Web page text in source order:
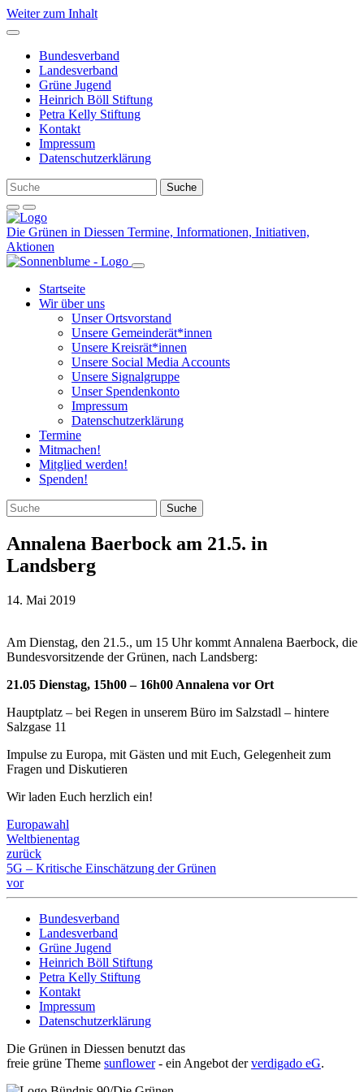
Weiter zum Inhalt
Bundesverband
Landesverband
Grüne Jugend
Heinrich Böll Stiftung
Petra Kelly Stiftung
Kontakt
Impressum
Datenschutzerklärung
Die Grünen in Diessen Termine, Informationen, Initiativen,
Aktionen
Startseite
Wir über uns
Unser Ortsvorstand
Unsere Gemeinderät*innen
Unsere Kreisrät*innen
Unsere Social Media Accounts
Unsere Signalgruppe
Unser Spendenkonto
Impressum
Datenschutzerklärung
Termine
Mitmachen!
Mitglied werden!
Spenden!
Annalena Baerbock am 21.5. in
Landsberg
14. Mai 2019
Am Dienstag, den 21.5., um 15 Uhr kommt Annalena Baerbock, die
Bundesvorsitzende der Grünen, nach Landsberg:
21.05 Dienstag, 15h00 – 16h00 Annalena vor Ort
Hauptplatz – bei Regen in unserem Büro im Salzstadl – hintere
Salzgase 11
Impulse zu Europa, mit Gästen und mit Euch, Gelegenheit zum
Fragen und Diskutieren
Wir laden Euch herzlich ein!
Europawahl
Weltbienentag
zurück
5G – Kritische Einschätzung der Grünen
vor
Bundesverband
Landesverband
Grüne Jugend
Heinrich Böll Stiftung
Petra Kelly Stiftung
Kontakt
Impressum
Datenschutzerklärung
Die Grünen in Diessen benutzt das
freie grüne Theme sunflower‐ ein Angebot derverdigado eG.